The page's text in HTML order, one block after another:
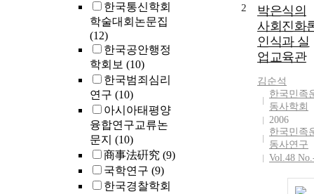
한국통신학회
학술대회논문집
(12)
한국공안행정
학회보 (10)
한국범죄심리
연구 (10)
아시아태평양
융합연구교류논
문지 (10)
商事法硏究 (9)
국학연구 (9)
한국경찰학회
2
박은식의
사회진화
인식과 실
업교육관
김순석
한국민족
동사학회
2006
한국민족
동사연구
Vol.48